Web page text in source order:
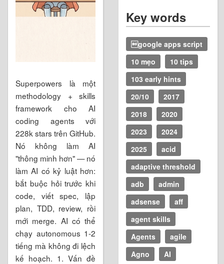
Superpowers là một
methodology + skills
framework cho AI
coding agents với
228k stars trên GitHub.
Nó không làm AI
"thông minh hơn" — nó
làm AI có kỷ luật hơn:
bắt buộc hỏi trước khi
code, viết spec, lập
plan, TDD, review, rồi
mới merge. AI có thể
chạy autonomous 1-2
tiếng mà không đi lệch
kế hoạch. 1. Vấn đề
Key words
google apps script
10 mẹo
10 tips
103 early hints
20/10
2017
2018
2020
2023
2024
2025
acid
adaptive threshold
adb
admin
adsense
aff
agent skills
Agents
agile
Agno
AI